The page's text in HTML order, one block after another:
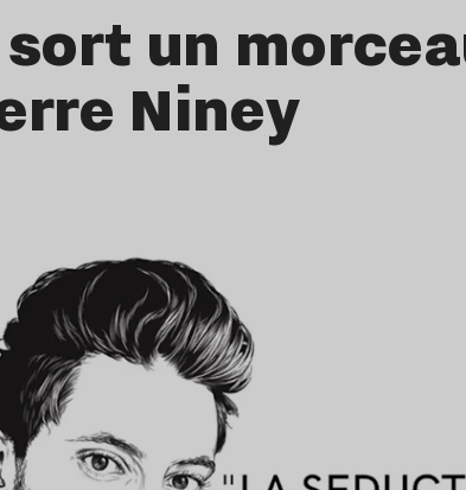
un
Niney